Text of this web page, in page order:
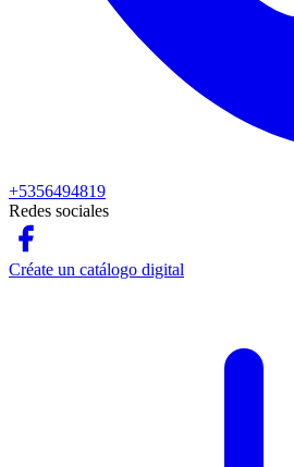
+5356494819
Redes sociales
Créate un catálogo digital